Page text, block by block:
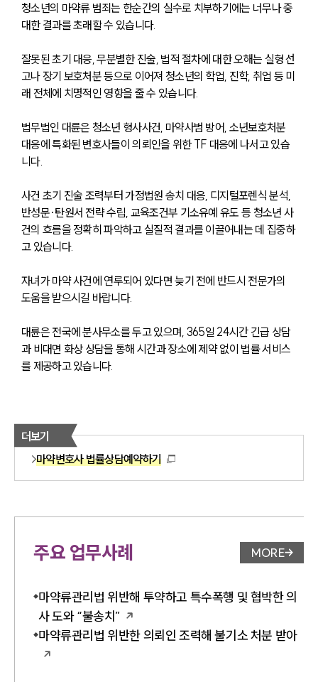
청소년의 마약류 범죄는 한순간의 실수로 치부하기에는 너무나 중
대한 결과를 초래할 수 있습니다.
잘못된 초기 대응, 무분별한 진술, 법적 절차에 대한 오해는 실형 선
고나 장기 보호처분 등으로 이어져 청소년의 학업, 진학, 취업 등 미
래 전체에 치명적인 영향을 줄 수 있습니다.
법무법인 대륜은 청소년 형사사건, 마약사범 방어, 소년보호처분
대응에 특화된 변호사들이 의뢰인을 위한 TF 대응에 나서고 있습
니다.
사건 초기 진술 조력부터 가정법원 송치 대응, 디지털포렌식 분석,
반성문·탄원서 전략 수립, 교육조건부 기소유예 유도 등 청소년 사
건의 흐름을 정확히 파악하고 실질적 결과를 이끌어내는 데 집중하
고 있습니다.
자녀가 마약 사건에 연루되어 있다면 늦기 전에 반드시 전문가의
도움을 받으시길 바랍니다.
대륜은 전국에 분사무소를 두고 있으며, 365일 24시간 긴급 상담
과 비대면 화상 상담을 통해 시간과 장소에 제약 없이 법률 서비스
를 제공하고 있습니다.
더보기
마약변호사 법률상담예약하기
주요 업무사례 업무사례
MORE
마약류관리법 위반해 투약하고 특수폭행 및 협박한 의
사 도와 “불송치”
마약류관리법 위반한 의뢰인 조력해 불기소 처분 받아